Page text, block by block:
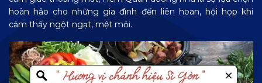
hoàn hảo cho những gia đình đến liên hoan, hội họp khi
cảm thấy ngột ngạt, mệt mỏi.